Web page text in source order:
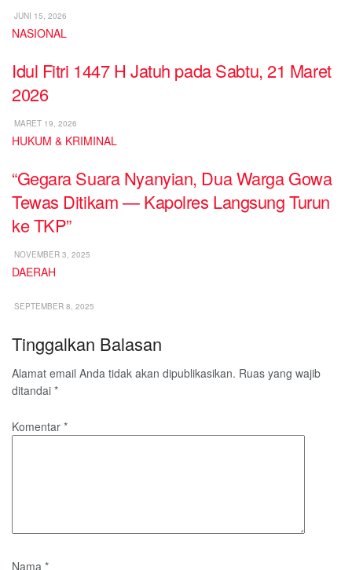
JUNI 15, 2026
NASIONAL
Idul Fitri 1447 H Jatuh pada Sabtu, 21 Maret
2026
MARET 19, 2026
HUKUM & KRIMINAL
“Gegara Suara Nyanyian, Dua Warga Gowa
Tewas Ditikam — Kapolres Langsung Turun
ke TKP”
NOVEMBER 3, 2025
DAERAH
SEPTEMBER 8, 2025
Tinggalkan Balasan
Alamat email Anda tidak akan dipublikasikan. Ruas yang wajib
ditandai *
Komentar *
Nama *